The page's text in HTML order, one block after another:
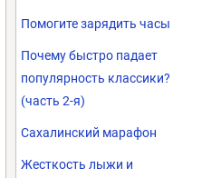
Помогите зарядить часы
Почему быстро падает
популярность классики?
(часть 2-я)
Сахалинский марафон
Жесткость лыжи и